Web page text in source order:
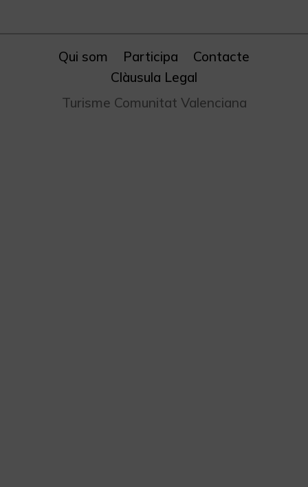
Qui som Participa
Contacte
Clàusula Legal
Turisme Comunitat Valenciana